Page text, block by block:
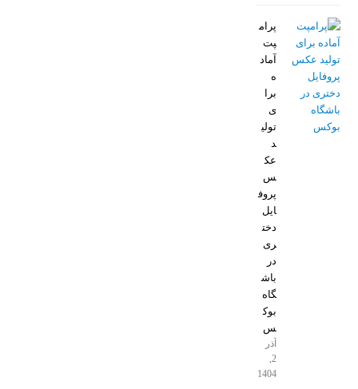
پرام
پت
آماد
ه
برا
ی
تولی
د
عک
س
پروف
ایل
دخت
ری
در
باش
گاه
بوک
س
آذر
2,
1404